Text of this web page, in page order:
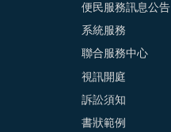
便民服務訊息公告
系統服務
聯合服務中心
視訊開庭
訴訟須知
書狀範例